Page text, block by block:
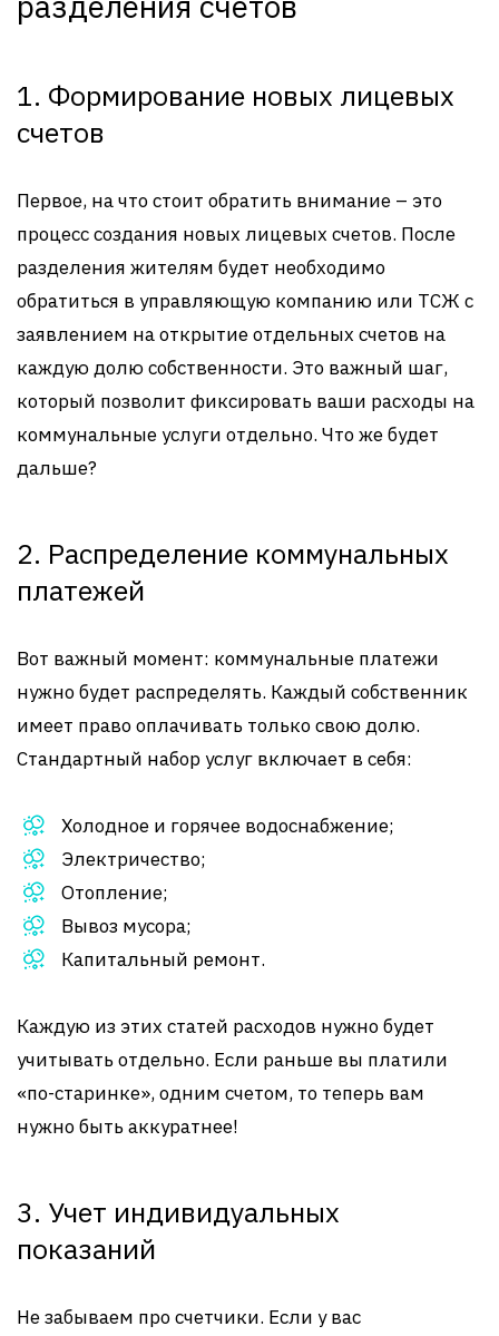
1. Формирование новых лицевых
счетов
Первое, на что стоит обратить внимание – это
процесс создания новых лицевых счетов. После
разделения жителям будет необходимо
обратиться в управляющую компанию или ТСЖ с
заявлением на открытие отдельных счетов на
каждую долю собственности. Это важный шаг,
который позволит фиксировать ваши расходы на
коммунальные услуги отдельно. Что же будет
дальше?
2. Распределение коммунальных
платежей
Вот важный момент: коммунальные платежи
нужно будет распределять. Каждый собственник
имеет право оплачивать только свою долю.
Стандартный набор услуг включает в себя:
Холодное и горячее водоснабжение;
Электричество;
Отопление;
Вывоз мусора;
Капитальный ремонт.
Каждую из этих статей расходов нужно будет
учитывать отдельно. Если раньше вы платили
«по-старинке», одним счетом, то теперь вам
нужно быть аккуратнее!
3. Учет индивидуальных
показаний
Не забываем про счетчики. Если у вас